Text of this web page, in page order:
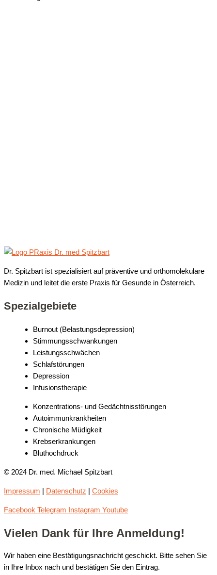
Dr. Spitzbart ist spezialisiert auf präventive und orthomolekulare
Medizin und leitet die erste Praxis für Gesunde in Österreich.
Spezialgebiete
Burnout (Belastungsdepression)
Stimmungsschwankungen
Leistungsschwächen
Schlafstörungen
Depression
Infusionstherapie
Konzentrations- und Gedächtnisstörungen
Autoimmunkrankheiten
Chronische Müdigkeit
Krebserkrankungen
Bluthochdruck
© 2024 Dr. med. Michael Spitzbart
Impressum | Datenschutz | Cookies
Facebook Telegram Instagram Youtube
Vielen Dank für Ihre Anmeldung!
Wir haben eine Bestätigungsnachricht geschickt. Bitte sehen Sie
in Ihre Inbox nach und bestätigen Sie den Eintrag.